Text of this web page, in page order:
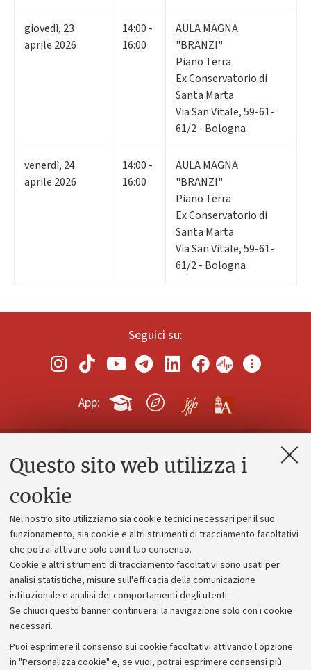
Questo sito web utilizza i
cookie
Nel nostro sito utilizziamo sia cookie tecnici necessari per il suo
funzionamento, sia cookie e altri strumenti di tracciamento facoltativi
che potrai attivare solo con il tuo consenso.
Cookie e altri strumenti di tracciamento facoltativi sono usati per
analisi statistiche, misure sull'efficacia della comunicazione
istituzionale e analisi dei comportamenti degli utenti.
Se chiudi questo banner continuerai la navigazione solo con i cookie
necessari.
Puoi esprimere il consenso sui cookie facoltativi attivando l'opzione
in "Personalizza cookie" e, se vuoi, potrai esprimere consensi più
giovedì, 23
aprile 2026
14:00 -
16:00
AULA MAGNA
"BRANZI"
Piano Terra
Ex Conservatorio di
Santa Marta
Via San Vitale, 59-61-
61/2 - Bologna
venerdì, 24
aprile 2026
14:00 -
16:00
AULA MAGNA
"BRANZI"
Piano Terra
Ex Conservatorio di
Santa Marta
Via San Vitale, 59-61-
61/2 - Bologna
Seguici su:
App:
Contatti e PEC
Alumni community
Piano strategico
Bilanci
Donazioni e 5x1000
Bandi, gare e concorsi
Albo online